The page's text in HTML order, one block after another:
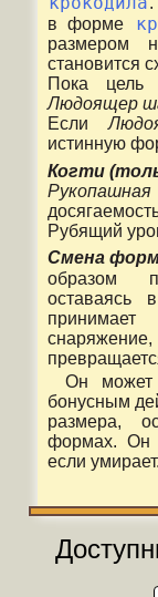
в форме
размером
становится
Пока цель
Людоящер
Если
истинную
Когти
Рубящий
Смена
образом
Он может
бонусным
размера,
формах. Он
если умирает.